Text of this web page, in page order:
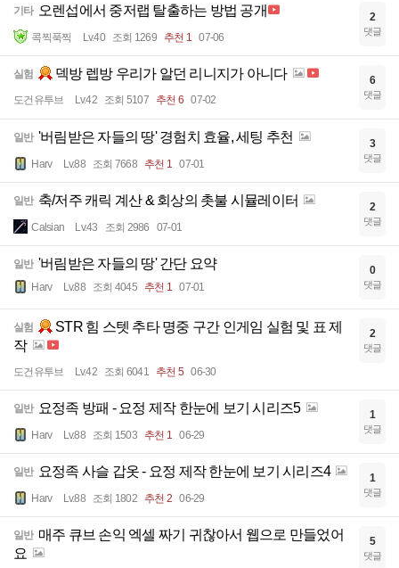
기타 오렌섭에서 중저랩 탈출하는 방법 공개
콕찍푹찍 Lv.40 조회 1269 추천 1 07-06
2
댓글
실험 덱방 렙방 우리가 알던 리니지가 아니다
도건유투브 Lv.42 조회 5107 추천 6 07-02
6
댓글
일반 '버림받은 자들의 땅' 경험치 효율, 세팅 추천
Harv Lv.88 조회 7668 추천 1 07-01
3
댓글
일반 축/저주 캐릭 계산 & 회상의 촛불 시뮬레이터
Calsian Lv.43 조회 2986 07-01
2
댓글
일반 '버림받은 자들의 땅' 간단 요약
Harv Lv.88 조회 4045 추천 1 07-01
0
댓글
실험
STR 힘 스텟 추타 명중 구간 인게임 실험 및 표 제
작
도건유투브 Lv.42 조회 6041 추천 5 06-30
2
댓글
일반 요정족 방패 - 요정 제작 한눈에 보기 시리즈5
Harv Lv.88 조회 1503 추천 1 06-29
1
댓글
일반 요정족 사슬 갑옷 - 요정 제작 한눈에 보기 시리즈4
Harv Lv.88 조회 1802 추천 2 06-29
1
댓글
일반 매주 큐브 손익 엑셀 짜기 귀찮아서 웹으로 만들었어
요
5
댓글